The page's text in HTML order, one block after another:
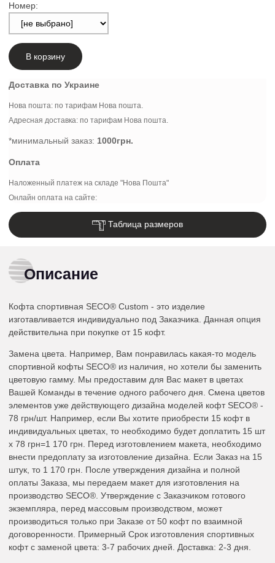
Номер:
В корзину
Доставка по Украине
Нова пошта: по тарифам Нова пошта.
Адресная доставка: по тарифам Нова пошта.
*минимальный заказ: 1000грн.
Оплата
Наложенный платеж на складе "Нова Пошта"
Онлайн оплата на сайте:
Таблица размеров
Описание
Кофта спортивная SECO® Custom - это изделие
изготавливается индивидуально под Заказчика. Данная опция
действительна при покупке от 15 кофт.
Замена цвета. Например, Вам понравилась какая-то модель
спортивной кофты SECO® из наличия, но хотели бы заменить
цветовую гамму. Мы предоставим для Вас макет в цветах
Вашей Команды в течение одного рабочего дня. Смена цветов
элементов уже действующего дизайна моделей кофт SECO® -
78 грн/шт. Например, если Вы хотите приобрести 15 кофт в
индивидуальных цветах, то необходимо будет доплатить 15 шт
x 78 грн=1 170 грн. Перед изготовлением макета, необходимо
внести предоплату за изготовление дизайна. Если Заказ на 15
штук, то 1 170 грн. После утверждения дизайна и полной
оплаты Заказа, мы передаем макет для изготовления на
производство SECO®. Утверждение с Заказчиком готового
экземпляра, перед массовым производством, может
производиться только при Заказе от 50 кофт по взаимной
договоренности. Примерный Срок изготовления спортивных
кофт с заменой цвета: 3-7 рабочих дней. Доставка: 2-3 дня.